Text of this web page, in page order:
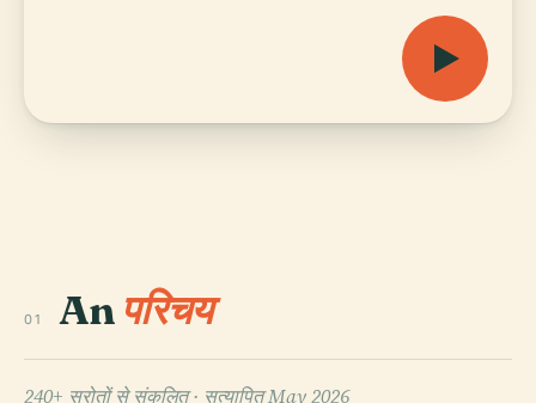
01 An परिचय
240+ स्रोतों से संकलित · सत्यापित May 2026